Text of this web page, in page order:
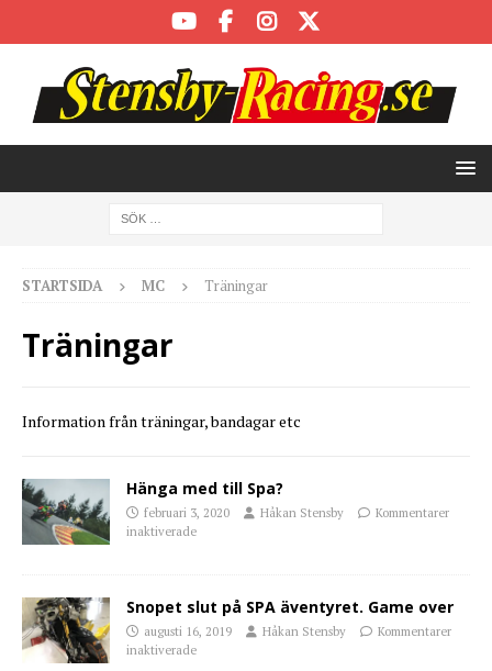
STARTSIDA MC Träningar
Träningar
Information från träningar, bandagar etc
Hänga med till Spa?
februari 3, 2020 Håkan Stensby
Kommentarer
inaktiverade
Snopet slut på SPA äventyret. Game over
augusti 16, 2019 Håkan Stensby
Kommentarer
inaktiverade